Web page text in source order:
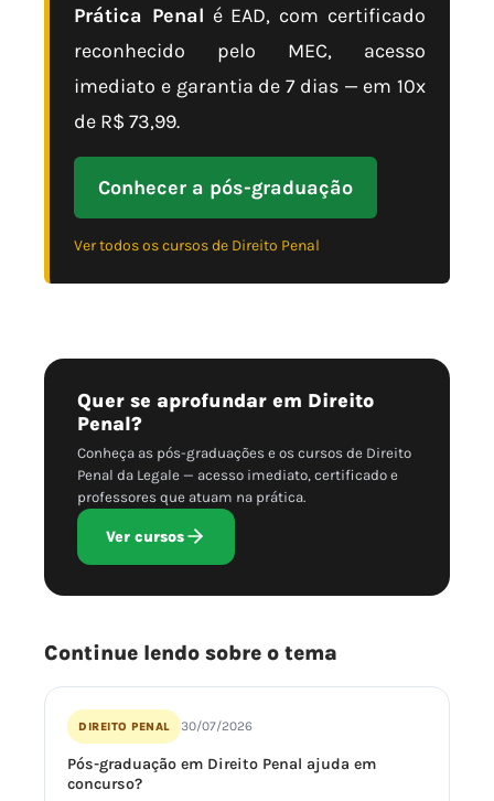
Prática Penal é EAD, com certificado
reconhecido pelo MEC, acesso
imediato e garantia de 7 dias — em 10x
de R$ 73,99.
Conhecer a pós-graduação
Ver todos os cursos de Direito Penal
Quer se aprofundar em Direito
Penal?
Conheça as pós-graduações e os cursos de Direito
Penal da Legale — acesso imediato, certificado e
professores que atuam na prática.
Ver cursos
Continue lendo sobre o tema
DIREITO PENAL 30/07/2026
Pós-graduação em Direito Penal ajuda em
concurso?